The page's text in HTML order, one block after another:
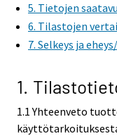
5. Tietojen
6. Tilastojen
7. Selkeys ja
1.
1.1 Yhteenveto